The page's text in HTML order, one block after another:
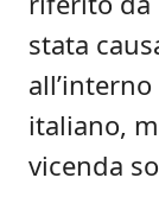
stata
italiano,
vicenda